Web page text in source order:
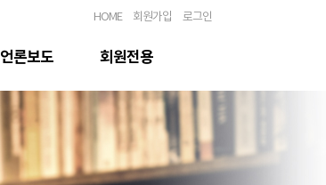
HOME 회원가입 로그인
언론보도 회원전용